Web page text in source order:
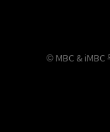
© MBC & iMBC